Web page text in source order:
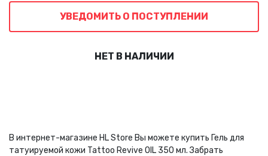
УВЕДОМИТЬ О ПОСТУПЛЕНИИ
НЕТ В НАЛИЧИИ
В интернет-магазине HL Store Вы можете купить Гель для
татуируемой кожи Tattoo Revive OIL 350 мл. Забрать